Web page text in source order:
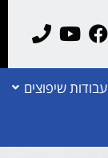
עבודות שיפוצים